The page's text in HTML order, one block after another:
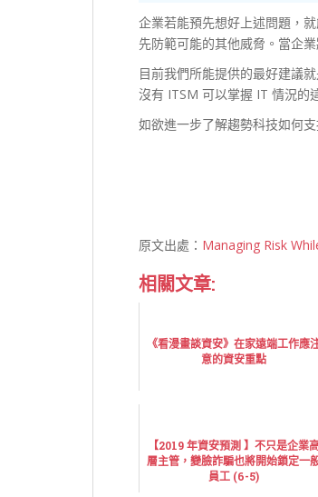
企業若能預先想好上述問題，
先防範可能的其他威脅。當企
目前我們所能提供的最好建議
沒有 ITSM 可以掌握 IT 情況的
如欲進一步了解趨勢科技如何
原文出處： Managing Risk
相關文章:
《看漫畫談資安》在家遠端工作應
意的資安重點
【2019 年資安預測 】不只是企業
層主管，變臉詐騙也將開始鎖定一
員工 (6-5)